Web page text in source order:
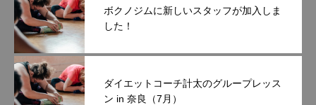
ボクノジムに新しいスタッフが加入しま
した！
ダイエットコーチ計太のグループレッス
ン in 奈良（7月）